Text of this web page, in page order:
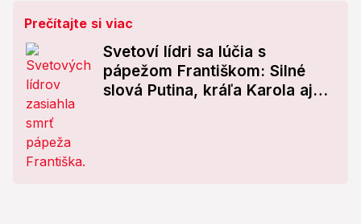
Prečítajte si viac
Svetoví lídri sa lúčia s
pápežom Františkom: Silné
slová Putina, kráľa Karola aj